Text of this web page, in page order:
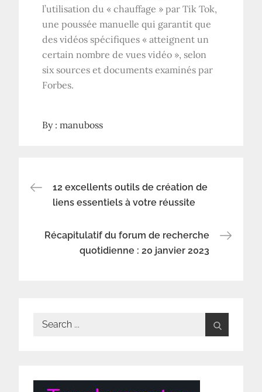
l’utilisation du « chauffage » par Tik Tok,
une poussée manuelle qui garantit que
des vidéos spécifiques « atteignent un
certain nombre de vues vidéo », selon
six sources et documents examinés par
Forbes.
By :manuboss
Navigation
de
l’article
12 excellents outils de création de
liens essentiels à votre réussite
Récapitulatif du forum de recherche
quotidienne : 20 janvier 2023
Search